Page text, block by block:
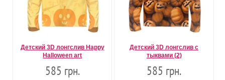
Детский 3D лонгслив Happy
Halloween art
585 грн.
Детский 3D лонгслив с
тыквами (2)
585 грн.